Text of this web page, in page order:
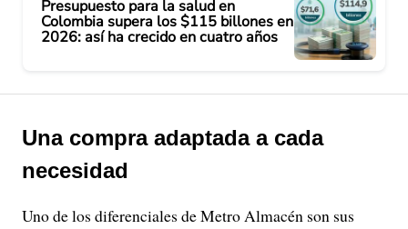
Presupuesto para la salud en
Colombia supera los $115 billones en
2026: así ha crecido en cuatro años
Una compra adaptada a cada
necesidad
Uno de los diferenciales de Metro Almacén son sus